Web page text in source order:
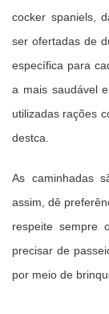
cocker spaniels,
ser ofertadas de
específica para
a mais saudável
utilizadas rações
destca.
As caminhadas
assim, dê
respeite sempre
precisar de
por meio de